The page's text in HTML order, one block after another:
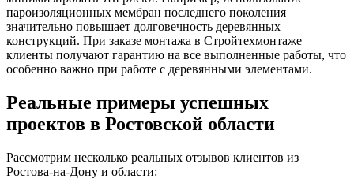
пароизоляционных мембран последнего поколения
значительно повышает долговечность деревянных
конструкций. При заказе монтажа в Стройтехмонтаже
клиенты получают гарантию на все выполненные работы, что
особенно важно при работе с деревянными элементами.
Реальные примеры успешных
проектов в Ростовской области
Рассмотрим несколько реальных отзывов клиентов из
Ростова-на-Дону и области: